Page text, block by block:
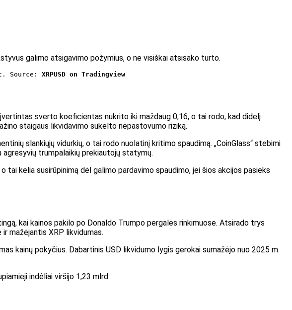
galimo atsigavimo požymius, o ne visiškai atsisako turto.
Source: XRPUSD on Tradingview
sverto koeficientas nukrito iki maždaug 0,16, o tai rodo, kad didelį
staigaus likvidavimo sukelto nepastovumo riziką.
slankiųjų vidurkių, o tai rodo nuolatinį kritimo spaudimą. „CoinGlass“ stebimi
trumpalaikių prekiautojų statymų.
tai kelia susirūpinimą dėl galimo pardavimo spaudimo, jei šios akcijos pasieks
kai kainos pakilo po Donaldo Trumpo pergalės rinkimuose. Atsirado trys
mažėjantis XRP likvidumas.
kainų pokyčius. Dabartinis USD likvidumo lygis gerokai sumažėjo nuo 2025 m.
indėliai viršijo 1,23 mlrd.